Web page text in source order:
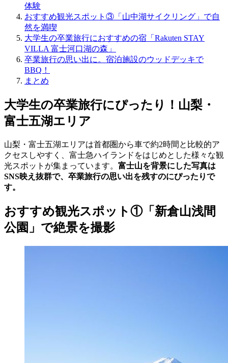
体験
おすすめ観光スポット③「山中湖サイクリング」で自
然を満喫
大学生の卒業旅行におすすめの宿「Rakuten STAY
VILLA 富士河口湖の森」
卒業旅行の思い出に。宿泊施設のウッドデッキで
BBQ！
まとめ
大学生の卒業旅行にぴったり！山梨・
富士五湖エリア
山梨・富士五湖エリアは首都圏から車で約2時間と比較的ア
クセスしやすく、富士急ハイランドをはじめとした様々な観
光スポットが集まっています。 富士山を背景にした写真は
SNS映え抜群で、卒業旅行の思い出を残すのにぴったりで
す。
おすすめ観光スポット①「新倉山浅間
公園」で絶景を撮影